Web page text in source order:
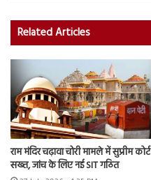
Related Articles
राम मंदिर चढ़ावा चोरी मामले में सुप्रीम कोर्ट
सख्त, जांच के लिए नई SIT गठित